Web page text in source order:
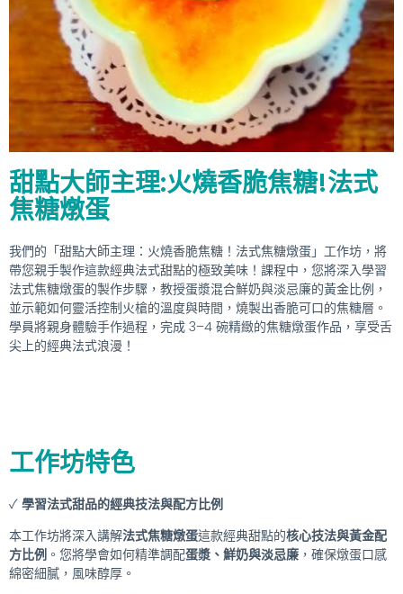
甜點大師主理:火燒香脆焦糖!法式
焦糖燉蛋
我們的「甜點大師主理：火燒香脆焦糖！法式焦糖燉蛋」工作坊，將
帶您親手製作這款經典法式甜點的極致美味！課程中，您將深入學習
法式焦糖燉蛋的製作步驟，教授蛋漿混合鮮奶與淡忌廉的黃金比例，
並示範如何靈活控制火槍的溫度與時間，燒製出香脆可口的焦糖層。
學員將親身體驗手作過程，完成 3–4 碗精緻的焦糖燉蛋作品，享受舌
尖上的經典法式浪漫！
工作坊特色
✓ 學習法式甜品的經典技法與配方比例
本工作坊將深入講解法式焦糖燉蛋這款經典甜點的核心技法與黃金配
方比例 。您將學會如何精準調配蛋漿、鮮奶與淡忌廉 ，確保燉蛋口感
綿密細膩，風味醇厚。